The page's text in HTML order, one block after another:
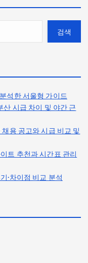
검색
석한 서울형 가이드
시급 차이 및 야간 근
용 공고와 시급 비교 및
트 추천과 시간표 관리
·차이점 비교 분석